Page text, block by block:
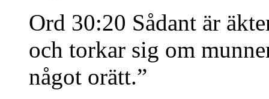
Ord 30:20 Sådant är
och torkar sig om
något orätt.”